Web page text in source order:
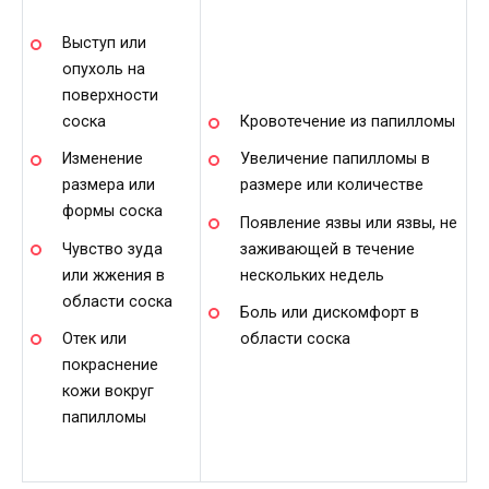
Выступ или
опухоль на
поверхности
соска
Изменение
размера или
формы соска
Чувство зуда
или жжения в
области соска
Отек или
покраснение
кожи вокруг
папилломы
Кровотечение из папилломы
Увеличение папилломы в
размере или количестве
Появление язвы или язвы, не
заживающей в течение
нескольких недель
Боль или дискомфорт в
области соска